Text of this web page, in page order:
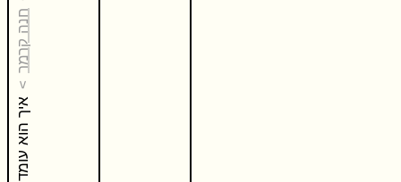
חנה קרמר
איך הוא עומד